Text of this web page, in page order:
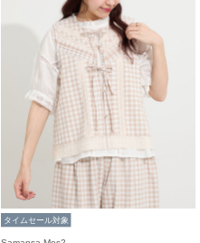
タイムセール対象